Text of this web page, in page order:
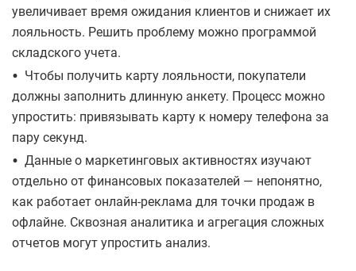
увеличивает время ожидания клиентов и снижает их
лояльность. Решить проблему можно программой
складского учета.
• Чтобы получить карту лояльности, покупатели
должны заполнить длинную анкету. Процесс можно
упростить: привязывать карту к номеру телефона за
пару секунд.
• Данные о маркетинговых активностях изучают
отдельно от финансовых показателей — непонятно,
как работает онлайн-реклама для точки продаж в
офлайне. Сквозная аналитика и агрегация сложных
отчетов могут упростить анализ.